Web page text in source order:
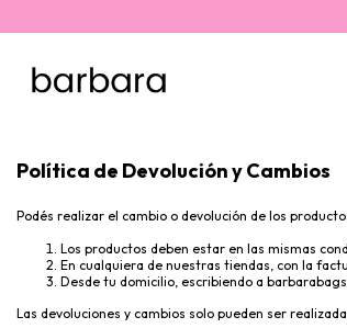
Política de Devolución y Cambios
Podés realizar el cambio o devolución de los
Los productos deben estar en las mismas
En cualquiera de nuestras tiendas, con la
Desde tu domicilio, escribiendo a
Las devoluciones y cambios solo pueden ser